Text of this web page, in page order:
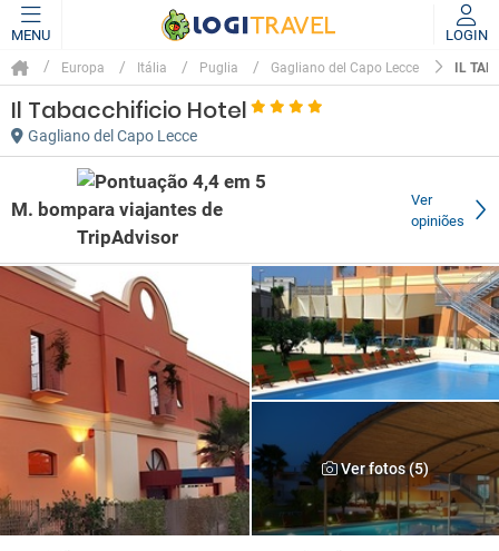
MENU LOGIN
Europa Itália Puglia Gagliano del Capo Lecce IL
Il Tabacchificio Hotel
Gagliano del Capo Lecce
M. bom
Ver
opiniões
Ver fotos (5)